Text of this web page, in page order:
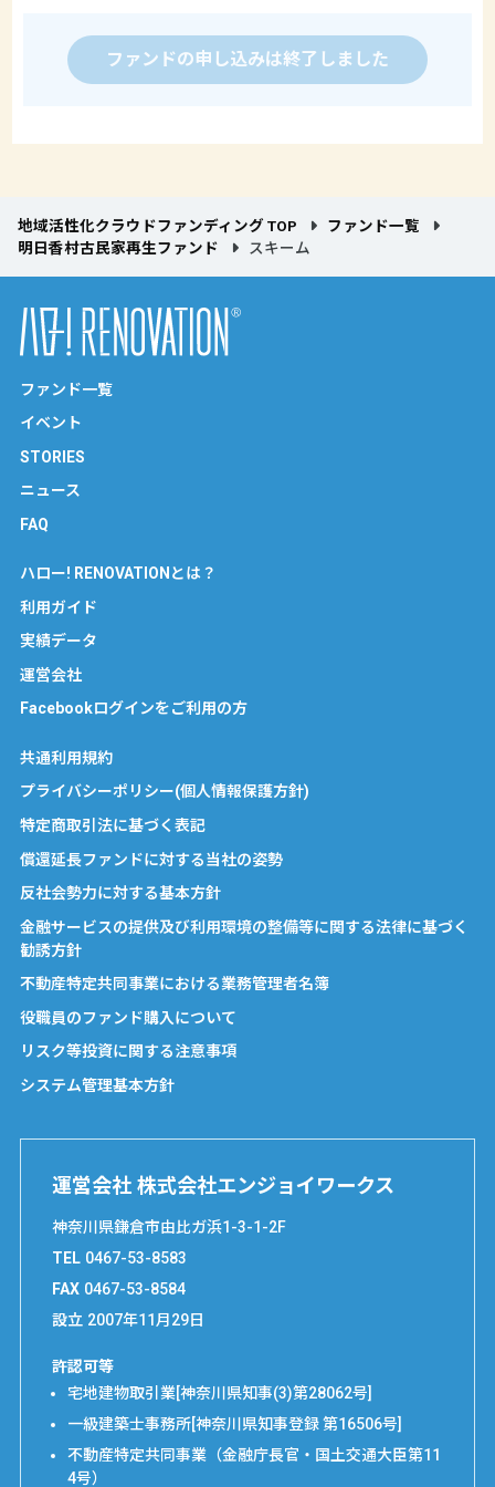
ファンドの申し込みは終了しました
地域活性化クラウドファンディング TOP
ファンド一覧
明日香村古民家再生ファンド
スキーム
ファンド一覧
イベント
STORIES
ニュース
FAQ
ハロー! RENOVATIONとは？
利用ガイド
実績データ
運営会社
Facebookログインをご利用の方
共通利用規約
プライバシーポリシー(個人情報保護方針)
特定商取引法に基づく表記
償還延長ファンドに対する当社の姿勢
反社会勢力に対する基本方針
金融サービスの提供及び利用環境の整備等に関する法律に基づく
勧誘方針
不動産特定共同事業における業務管理者名簿
役職員のファンド購入について
リスク等投資に関する注意事項
システム管理基本方針
運営会社 株式会社エンジョイワークス
神奈川県鎌倉市由比ガ浜1-3-1-2F
TEL 0467-53-8583
FAX 0467-53-8584
設立 2007年11月29日
許認可等
宅地建物取引業[神奈川県知事(3)第28062号]
一級建築士事務所[神奈川県知事登録 第16506号]
不動産特定共同事業（金融庁長官・国土交通大臣第11
4号）